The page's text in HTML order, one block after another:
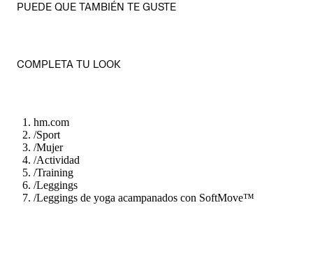
PUEDE QUE TAMBIÉN TE GUSTE
COMPLETA TU LOOK
hm.com
/Sport
/Mujer
/Actividad
/Training
/Leggings
/Leggings de yoga acampanados con SoftMove™